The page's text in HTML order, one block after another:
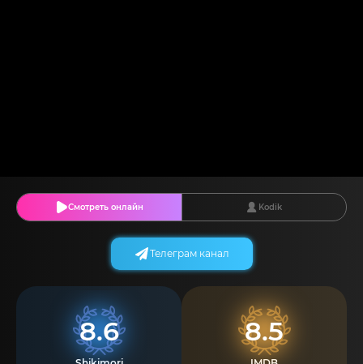
Смотреть онлайн Kodik
8.6 8.5
Телеграм канал